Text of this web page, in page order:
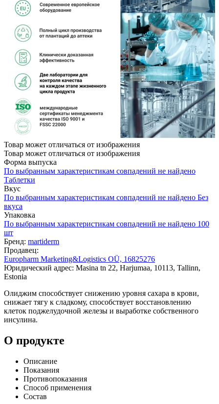
Товар может отличаться от изображения
Товар может отличаться от изображения
Форма выпуска
По выбранным характеристикам совпадений не найдено
Таблетки
Вкус
По выбранным характеристикам совпадений не найдено Без
вкуса
Упаковка
По выбранным характеристикам совпадений не найдено 100
шт
Бренд: martiderm
Продавец:
Europharm Marketing&Logistics OÜ, 16825276
Юридический адрес: Masina tn 22, Harjumaa, 10113, Tallinn,
Estonia
Олиджим способствует снижению уровня сахара в крови,
снижает тягу к сладкому, способствует восстановлению
клеток поджелудочной железы и выработке собственного
инсулина.
О продукте
Описание
Показания
Противопоказания
Способ применения
Состав